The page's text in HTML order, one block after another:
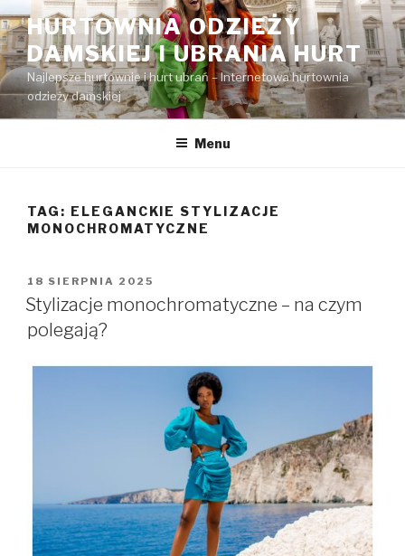
Przejdź
do
treści
HURTOWNIA ODZIEŻY
DAMSKIEJ I UBRANIA HURT
Najlepsze hurtownie i hurt ubrań – Internetowa hurtownia
odzieży damskiej
Menu
TAG: ELEGANCKIE STYLIZACJE
MONOCHROMATYCZNE
OPUBLIKOWANE
W
18 SIERPNIA 2025
Stylizacje monochromatyczne – na czym
polegają?